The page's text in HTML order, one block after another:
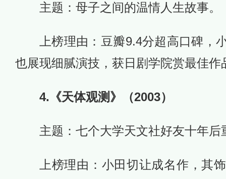
主题：母子之间的温情人生故事。
上榜理由：豆瓣9.4分超高口碑，
也展现细腻演技，获日剧学院赏最佳作
4.《天体观测》（2003）
主题：七个大学天文社好友十年后
上榜理由：小田切让成名作，其